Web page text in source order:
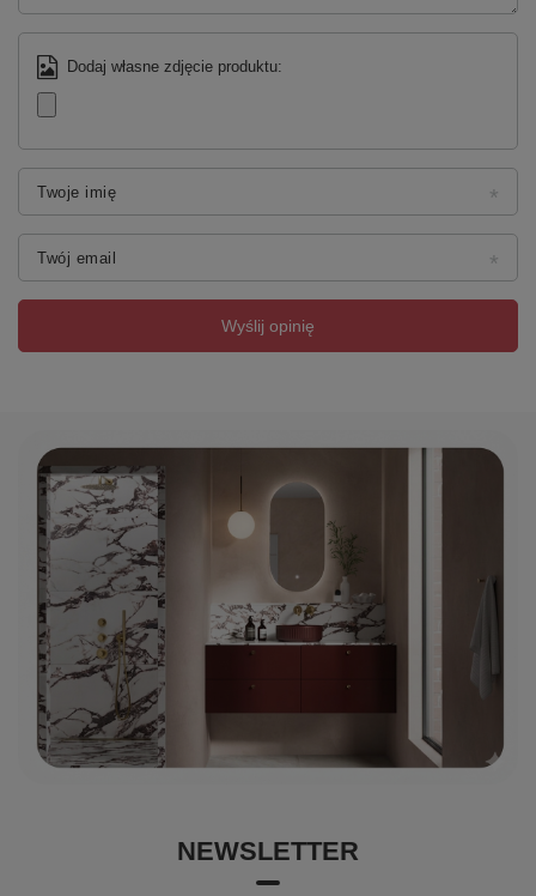
Gwarancja
Dodaj własne zdjęcie produktu:
Twoje imię
Twój email
Wyślij opinię
NEWSLETTER